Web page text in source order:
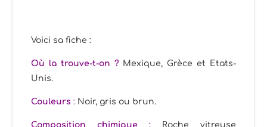
Voici sa fiche :
Où la trouve-t-on ? Mexique, Grèce et Etats-
Unis.
Couleurs : Noir, gris ou brun.
Composition chimique :
Roche vitreuse